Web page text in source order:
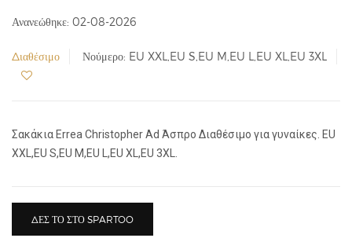
Ανανεώθηκε: 02-08-2026
Διαθέσιμο Νούμερο: EU XXL,EU S,EU M,EU L,EU XL,EU 3XL
Σακάκια Errea Christopher Ad Άσπρο Διαθέσιμο για γυναίκες. EU
XXL,EU S,EU M,EU L,EU XL,EU 3XL.
ΔΕΣ ΤΟ ΣΤΟ SPARTOO